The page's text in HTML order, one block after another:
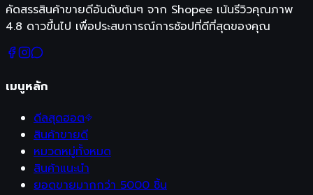
คัดสรรสินค้าขายดีอันดับต้นๆ จาก Shopee เน้นรีวิวคุณภาพ
4.8 ดาวขึ้นไป เพื่อประสบการณ์การช้อปที่ดีที่สุดของคุณ
เมนูหลัก
ดีลสุดฮอต
สินค้าขายดี
หมวดหมู่ทั้งหมด
สินค้าแนะนำ
ยอดขายมากกว่า 5000 ชิ้น